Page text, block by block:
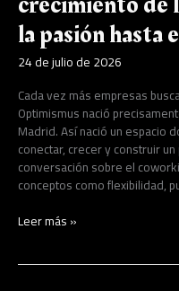
la pasión hasta
24 de julio de 2026
Cada vez más empresas
Optimismus nació
Madrid. Así nació un espacio
conectar, crecer y construir
conversación sobre el
conceptos como flexibilidad,
Leer más »